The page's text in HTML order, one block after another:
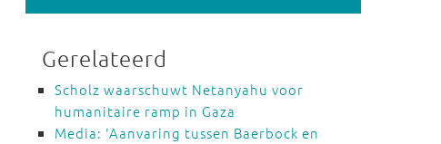
Gerelateerd
Scholz waarschuwt Netanyahu voor
humanitaire ramp in Gaza
Media: 'Aanvaring tussen Baerbock en